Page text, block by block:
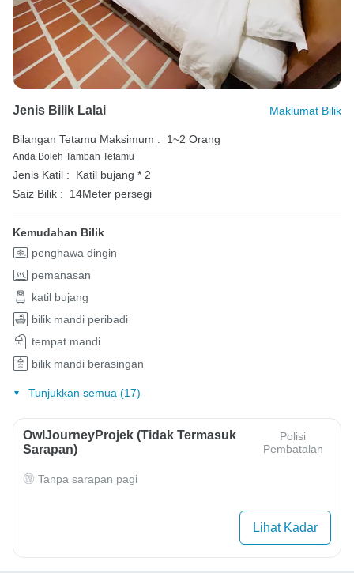
Jenis Bilik Lalai Maklumat Bilik
Bilangan Tetamu Maksimum : 1~2 Orang
Anda Boleh Tambah Tetamu
Jenis Katil :
Katil bujang * 2
Saiz Bilik :
14Meter persegi
Kemudahan Bilik
penghawa dingin
pemanasan
katil bujang
bilik mandi peribadi
tempat mandi
bilik mandi berasingan
Tunjukkan semua (17)
OwlJourneyProjek (Tidak Termasuk
Sarapan)
Polisi
Pembatalan
Tanpa sarapan pagi
Lihat Kadar